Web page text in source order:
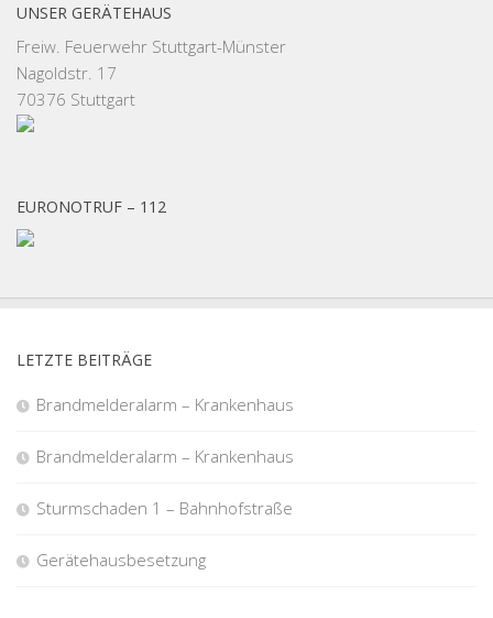
UNSER GERÄTEHAUS
Freiw. Feuerwehr Stuttgart-Münster
Nagoldstr. 17
70376 Stuttgart
EURONOTRUF – 112
LETZTE BEITRÄGE
Brandmelderalarm – Krankenhaus
Brandmelderalarm – Krankenhaus
Sturmschaden 1 – Bahnhofstraße
Gerätehausbesetzung